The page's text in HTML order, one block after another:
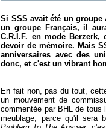
Si SSS avait été un
un groupe Français, il
C.R.I.F. en mode
devoir de mémoire. Mais
anniversaires avec des
donc, et c'est un vibrant
En fait non, pas du tout,
un mouvement de
commentée par BHL de
meublage, parce qu'il sera